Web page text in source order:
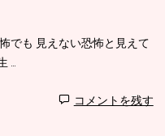
でも 見えない恐怖と見えて
…
コメントを残す